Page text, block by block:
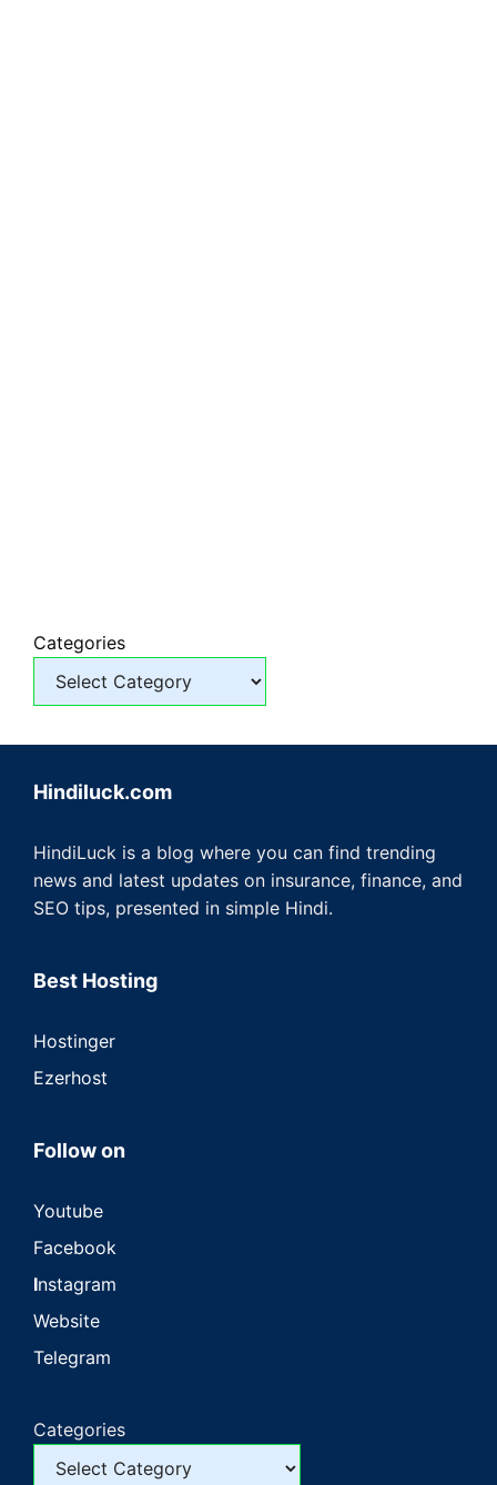
Categories
Hindiluck.com
HindiLuck is a blog where you can find trending
news and latest updates on insurance, finance, and
SEO tips, presented in simple Hindi.
Best Hosting
Hostinger
Ezerhost
Follow on
Youtube
Facebook
Instagram
Website
Telegram
Categories